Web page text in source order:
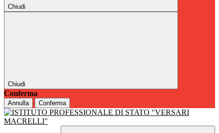
Chiudi
Chiudi
Conferma
Annulla Conferma